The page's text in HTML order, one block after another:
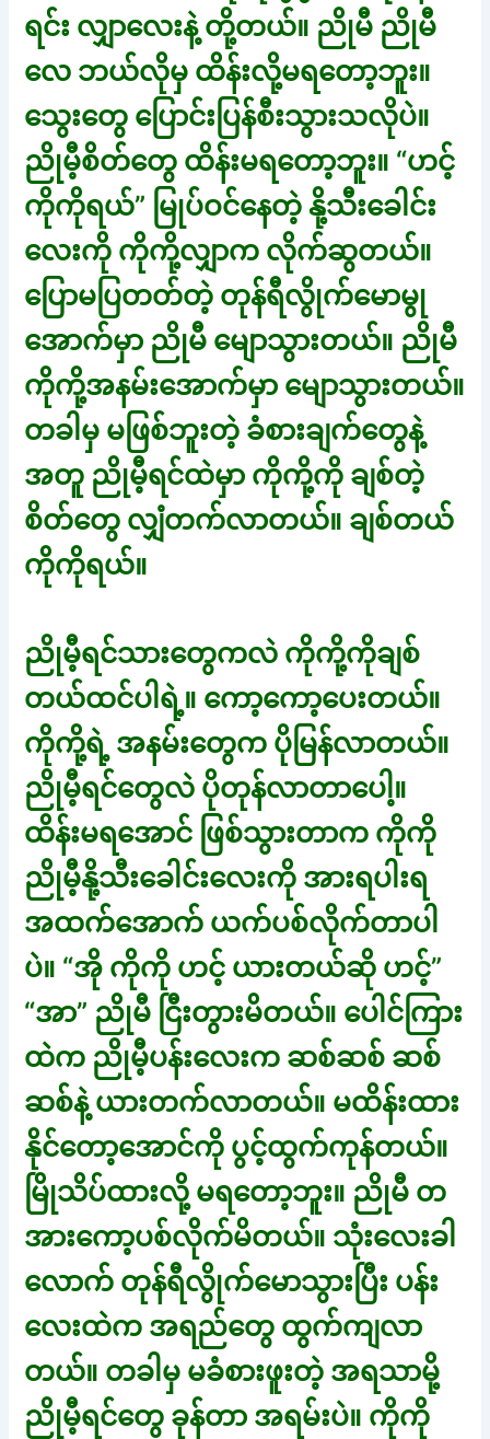
ရင်း လျှာလေးနဲ့ တို့တယ်။ ညိုမီ ညိုမီ
လေ ဘယ်လိုမှ ထိန်းလို့မရတော့ဘူး။
သွေးတွေ ပြောင်းပြန်စီးသွားသလိုပဲ။
ညိုမီ့စိတ်တွေ ထိန်းမရတော့ဘူး။ “ဟင့်
ကိုကိုရယ်” မြုပ်ဝင်နေတဲ့ နို့သီးခေါင်း
လေးကို ကိုကို့လျှာက လိုက်ဆွတယ်။
ပြောမပြတတ်တဲ့ တုန်ရီလွိုက်မောမွု
အောက်မှာ ညိုမီ မျောသွားတယ်။ ညိုမီ
ကိုကို့အနမ်းအောက်မှာ မျောသွားတယ်။
တခါမှ မဖြစ်ဘူးတဲ့ ခံစားချက်တွေနဲ့
အတူ ညိုမီ့ရင်ထဲမှာ ကိုကို့ကို ချစ်တဲ့
စိတ်တွေ လျှံတက်လာတယ်။ ချစ်တယ်
ကိုကိုရယ်။
ညိုမီ့ရင်သားတွေကလဲ ကိုကို့ကိုချစ်
တယ်ထင်ပါရဲ့။ ကော့ကော့ပေးတယ်။
ကိုကို့ရဲ့ အနမ်းတွေက ပိုမြန်လာတယ်။
ညိုမီ့ရင်တွေလဲ ပိုတုန်လာတာပေါ့။
ထိန်းမရအောင် ဖြစ်သွားတာက ကိုကို
ညိုမီ့နို့သီးခေါင်းလေးကို အားရပါးရ
အထက်အောက် ယက်ပစ်လိုက်တာပါ
ပဲ။ “အို ကိုကို ဟင့် ယားတယ်ဆို ဟင့်”
“အာ” ညိုမီ ငြီးတွားမိတယ်။ ပေါင်ကြား
ထဲက ညိုမီ့ပန်းလေးက ဆစ်ဆစ် ဆစ်
ဆစ်နဲ့ ယားတက်လာတယ်။ မထိန်းထား
နိုင်တော့အောင်ကို ပွင့်ထွက်ကုန်တယ်။
မြိုသိပ်ထားလို့ မရတော့ဘူး။ ညိုမီ တ
အားကော့ပစ်လိုက်မိတယ်။ သုံးလေးခါ
လောက် တုန်ရီလွိုက်မောသွားပြီး ပန်း
လေးထဲက အရည်တွေ ထွက်ကျလာ
တယ်။ တခါမှ မခံစားဖူးတဲ့ အရသာမို့
ညိုမီ့ရင်တွေ ခုန်တာ အရမ်းပဲ။ ကိုကို